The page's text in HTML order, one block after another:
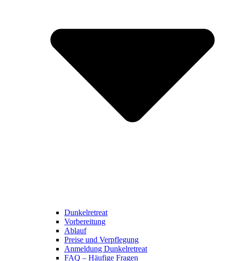
Dunkelretreat
Vorbereitung
Ablauf
Preise und Verpflegung
Anmeldung Dunkelretreat
FAQ – Häufige Fragen